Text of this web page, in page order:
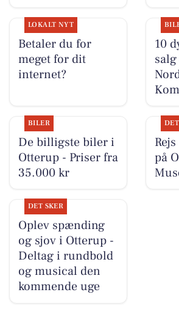
LOKALT NYT
Betaler du for
meget for dit
internet?
10
BILER
De billigste biler i
Otterup - Priser fra
35.000 kr
på
DET SKER
Oplev spænding
og sjov i Otterup -
Deltag i rundbold
og musical den
kommende uge